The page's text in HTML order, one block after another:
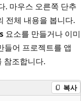
. 마우스 오른쪽 단추
전체 내용을 봅니다.
요소를 만들거나 이미
들어 프로젝트를 앱
참조합니다.
복사